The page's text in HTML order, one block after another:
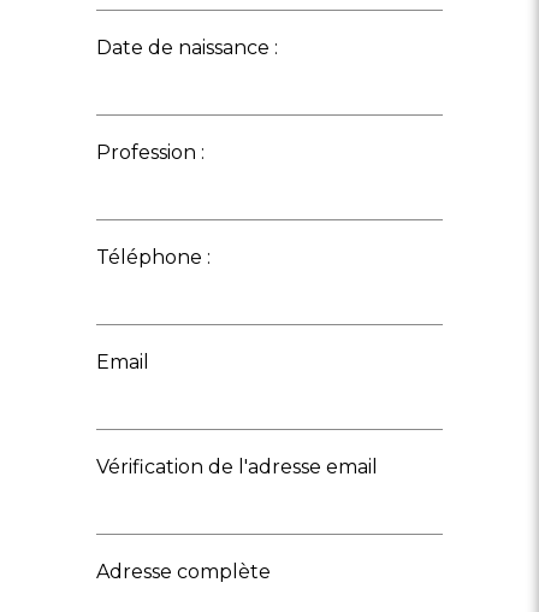
Date de naissance :
Profession :
Téléphone :
Email
Vérification de l'adresse email
Adresse complète